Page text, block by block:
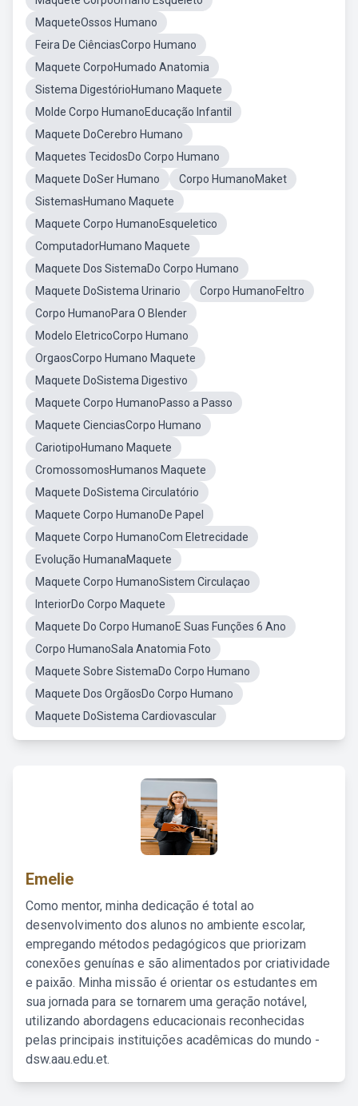
MaqueteOssos Humano
Feira De CiênciasCorpo Humano
Maquete CorpoHumado Anatomia
Sistema DigestórioHumano Maquete
Molde Corpo HumanoEducação Infantil
Maquete DoCerebro Humano
Maquetes TecidosDo Corpo Humano
Maquete DoSer Humano
Corpo HumanoMaket
SistemasHumano Maquete
Maquete Corpo HumanoEsqueletico
ComputadorHumano Maquete
Maquete Dos SistemaDo Corpo Humano
Maquete DoSistema Urinario
Corpo HumanoFeltro
Corpo HumanoPara O Blender
Modelo EletricoCorpo Humano
OrgaosCorpo Humano Maquete
Maquete DoSistema Digestivo
Maquete Corpo HumanoPasso a Passo
Maquete CienciasCorpo Humano
CariotipoHumano Maquete
CromossomosHumanos Maquete
Maquete DoSistema Circulatório
Maquete Corpo HumanoDe Papel
Maquete Corpo HumanoCom Eletrecidade
Evolução HumanaMaquete
Maquete Corpo HumanoSistem Circulaçao
InteriorDo Corpo Maquete
Maquete Do Corpo HumanoE Suas Funções 6 Ano
Corpo HumanoSala Anatomia Foto
Maquete Sobre SistemaDo Corpo Humano
Maquete Dos OrgãosDo Corpo Humano
Maquete DoSistema Cardiovascular
Emelie
Como mentor, minha dedicação é total ao
desenvolvimento dos alunos no ambiente escolar,
empregando métodos pedagógicos que priorizam
conexões genuínas e são alimentados por criatividade
e paixão. Minha missão é orientar os estudantes em
sua jornada para se tornarem uma geração notável,
utilizando abordagens educacionais reconhecidas
pelas principais instituições acadêmicas do mundo -
dsw.aau.edu.et.